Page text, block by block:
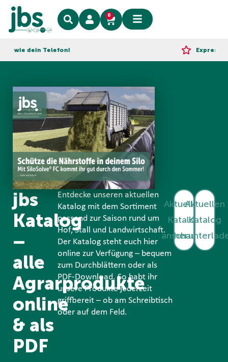
0
wie dein Telefon! Express-
jbs
Katalog
–
alle
Agrarprodukte
online
& als
PDF
Entdecke unseren aktuellen
Katalog mit dem Sortiment
passend zur Saison rund um
Hof, Stall und Landwirtschaft.
Der Katalog steht euch hier
online zur Verfügung – bequem
zum Durchblättern oder als
PDF-Download. So habt ihr
unsere Produkte jederzeit
griffbereit – ob am Schreibtisch
oder auf dem Feld.
Aktuellen
Katalog
anschauen
Aktuellen
Katalog